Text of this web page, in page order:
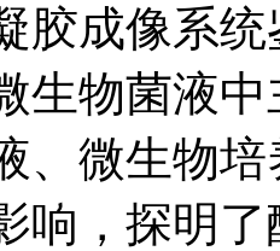
胶成像系
生物菌液
、微生物
响，探明